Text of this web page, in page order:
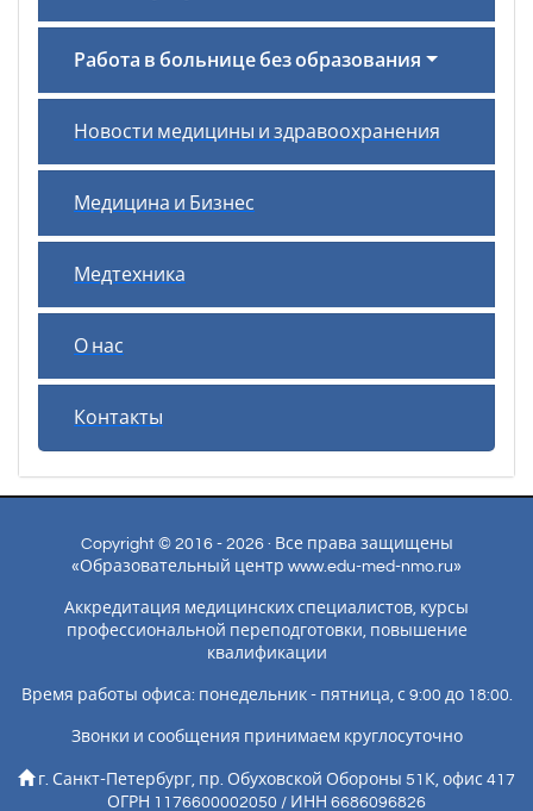
Работа в больнице без образования
Новости медицины и здравоохранения
Медицина и Бизнес
Медтехника
О нас
Контакты
Copyright © 2016 - 2026 · Все права защищены
«Образовательный центр www.edu-med-nmo.ru»
Аккредитация медицинских специалистов, курсы
профессиональной переподготовки, повышение
квалификации
Время работы офиса: понедельник - пятница, с 9:00 до 18:00.
Звонки и сообщения принимаем круглосуточно
г. Санкт-Петербург, пр. Обуховской Обороны 51К, офис 417
ОГРН 1176600002050 / ИНН 6686096826